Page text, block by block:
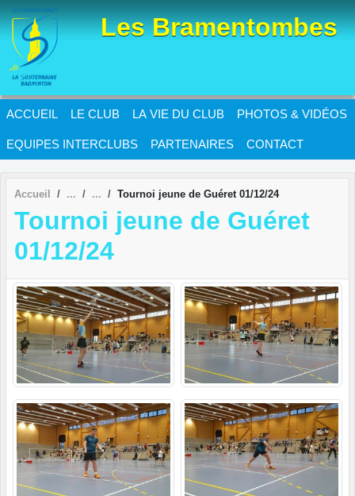
Les Bramentombes
ACCUEIL LE CLUB LA VIE DU CLUB PHOTOS & VIDÉOS
EQUIPES INTERCLUBS PARTENAIRES CONTACT
Accueil Tournoi jeune de Guéret 01/12/24
Tournoi jeune de Guéret
01/12/24
Panneau de gestion des cookies